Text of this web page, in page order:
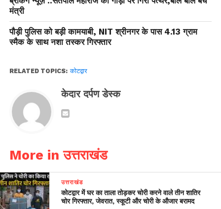
मंत्री
पौड़ी पुलिस को बड़ी कामयाबी, NIT श्रीनगर के पास 4.13 ग्राम
स्मैक के साथ नशा तस्कर गिरफ्तार
RELATED TOPICS: कोटद्वार
केदार दर्पण डेस्क
More in उत्तराखंड
उत्तराखंड
कोटद्वार में घर का ताला तोड़कर चोरी करने वाले तीन शातिर
चोर गिरफ्तार, जेवरात, स्कूटी और चोरी के औजार बरामद